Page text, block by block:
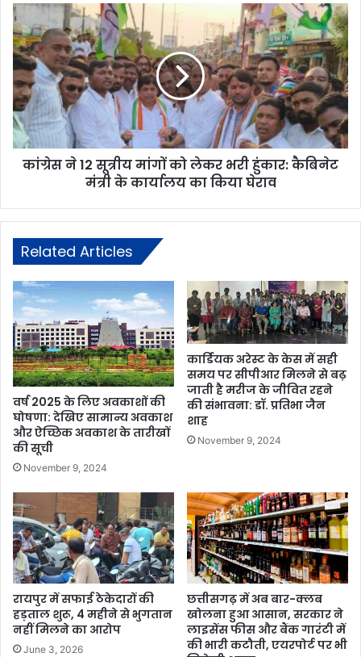
कांग्रेस ने 12 सूत्रीय मांगों को लेकर भरी हुंकार: कैबिनेट
मंत्री के कार्यालय का किया घेराव
Related Articles
वर्ष 2025 के लिए अवकाशों की
घोषणा: देखिए सामान्य अवकाश
और ऐच्छिक अवकाश के तारीखों
की सूची
November 9, 2024
कार्डियक अरेस्ट के केस में सही
समय पर सीपीआर मिलने से बढ़
जाती है मरीज के जीवित रहने
की संभावना: डॉ. प्रतिभा जैन
शाह
November 9, 2024
रायपुर में सफाई ठेकेदारों की
हड़ताल शुरू, 4 महीने से भुगतान
नहीं मिलने का आरोप
June 3, 2026
छत्तीसगढ़ में अब बार-क्लब
खोलना हुआ आसान, सरकार ने
लाइसेंस फीस और बैंक गारंटी में
की भारी कटौती, एयरपोर्ट पर भी